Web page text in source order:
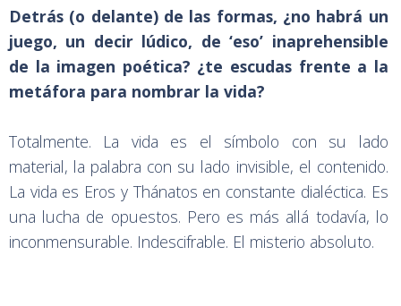
Detrás (o delante) de las formas, ¿no habrá un
juego, un decir lúdico, de ‘eso’ inaprehensible
de la imagen poética? ¿te escudas frente a la
metáfora para nombrar la vida?
Totalmente. La vida es el símbolo con su lado
material, la palabra con su lado invisible, el contenido.
La vida es Eros y Thánatos en constante dialéctica. Es
una lucha de opuestos. Pero es más allá todavía, lo
inconmensurable. Indescifrable. El misterio absoluto.